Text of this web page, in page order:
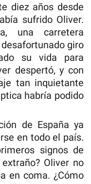
diez años desde
sufrido Oliver.
una carretera
giro
su vida para
despertó, y con
tan inquietante
habría podido
de España ya
en todo el país.
signos de
Oliver no
en coma. ¿Cómo